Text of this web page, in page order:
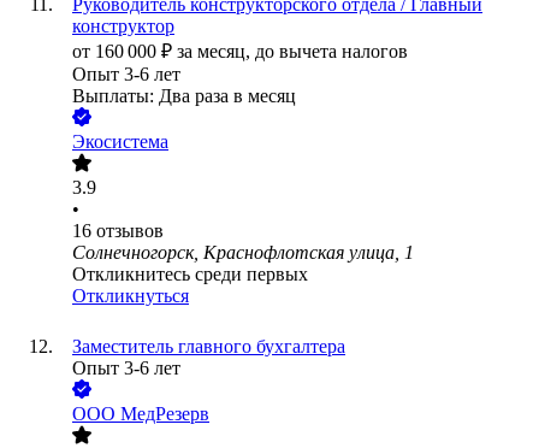
Руководитель конструкторского отдела / Главный
конструктор
от 160 000 ₽ за месяц, до вычета налогов
Опыт 3-6 лет
Выплаты: Два раза в месяц
Экосистема
3.9
•
16 отзывов
Солнечногорск, Краснофлотская улица, 1
Откликнитесь среди первых
Откликнуться
Заместитель главного бухгалтера
Опыт 3-6 лет
ООО МедРезерв